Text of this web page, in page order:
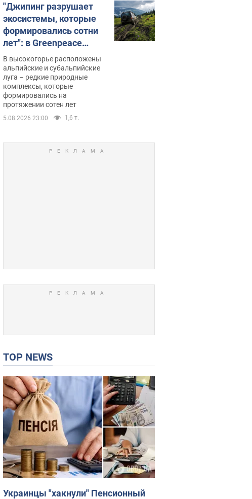
"Джипинг разрушает
экосистемы, которые
формировались сотни
лет": в Greenpeace
забили тревогу
В высокогорье расположены
альпийские и субальпийские
луга – редкие природные
комплексы, которые
формировались на
протяжении сотен лет
5.08.2026 23:00 1,6 т.
TOP NEWS
Украинцы "хакнули" Пенсионный